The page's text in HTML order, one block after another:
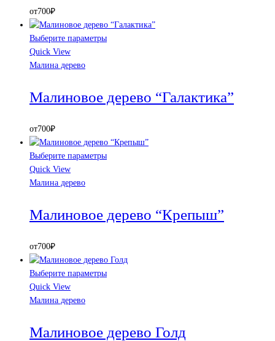
от700₽
Выберите параметры
Quick View
Малина дерево
Малиновое дерево “Галактика”
от700₽
Выберите параметры
Quick View
Малина дерево
Малиновое дерево “Крепыш”
от700₽
Выберите параметры
Quick View
Малина дерево
Малиновое дерево Голд